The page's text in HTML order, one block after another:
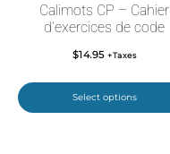
Calimots CP – Cahier
d’exercices de code
$14.95 +Taxes
Select options